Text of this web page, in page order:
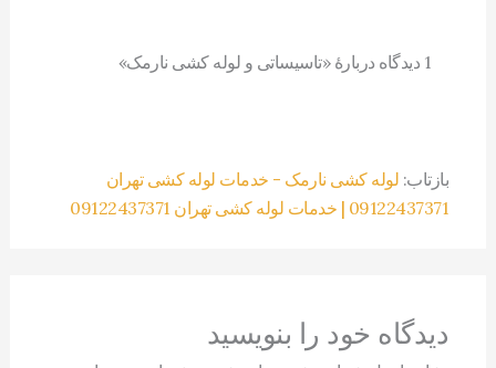
1 دیدگاه دربارهٔ «تاسیساتی و لوله کشی نارمک»
بازتاب: لوله کشی نارمک - خدمات لوله کشی تهران
09122437371 | خدمات لوله کشی تهران 09122437371
دیدگاه‌ خود را بنویسید